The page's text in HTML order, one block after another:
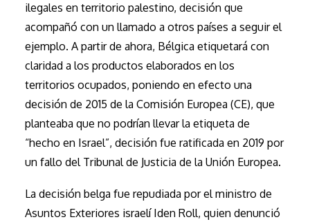
ilegales en territorio palestino, decisión que
acompañó con un llamado a otros países a seguir el
ejemplo. A partir de ahora, Bélgica etiquetará con
claridad a los productos elaborados en los
territorios ocupados, poniendo en efecto una
decisión de 2015 de la Comisión Europea (CE), que
planteaba que no podrían llevar la etiqueta de
“hecho en Israel”, decisión fue ratificada en 2019 por
un fallo del Tribunal de Justicia de la Unión Europea.
La decisión belga fue repudiada por el ministro de
Asuntos Exteriores israelí Iden Roll, quien denunció